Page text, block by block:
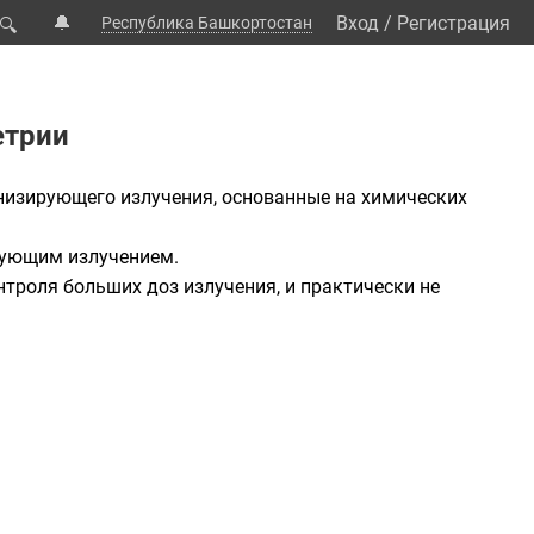
🔍 🔔 Республика Башкортостан Вход / Регистрация
излучения, основанные на химических
излучением.
больших доз излучения, и практически не